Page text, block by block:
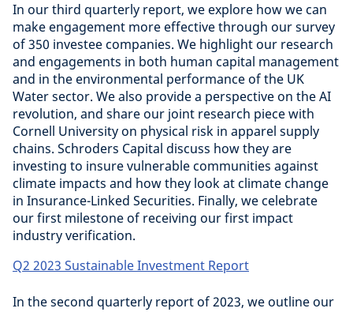
In our third quarterly report, we explore how we can
make engagement more effective through our survey
of 350 investee companies. We highlight our research
and engagements in both human capital management
and in the environmental performance of the UK
Water sector. We also provide a perspective on the AI
revolution, and share our joint research piece with
Cornell University on physical risk in apparel supply
chains. Schroders Capital discuss how they are
investing to insure vulnerable communities against
climate impacts and how they look at climate change
in Insurance-Linked Securities. Finally, we celebrate
our first milestone of receiving our first impact
industry verification.
Q2 2023 Sustainable Investment Report
In the second quarterly report of 2023, we outline our